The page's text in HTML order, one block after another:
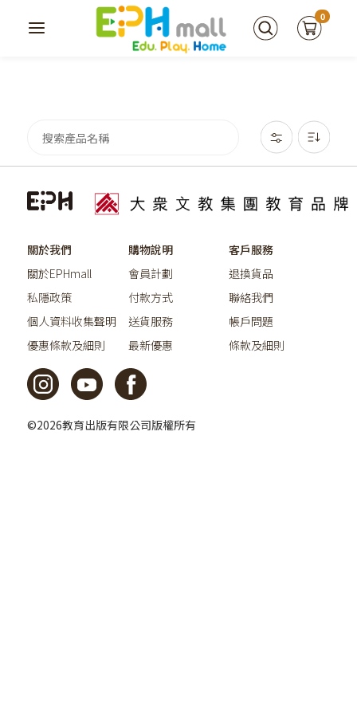
0
關於我們
關於EPHmall
私隱政策
個人資料收集聲明
優惠條款及細則
購物說明
會員計劃
付款方式
送貨服務
最新優惠
客戶服務
退換貨品
聯絡我們
帳戶問題
條款及細則
©2026教育出版有限公司版權所有